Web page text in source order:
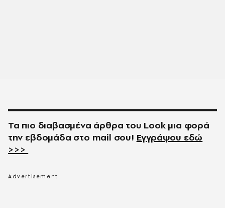
Τα πιο διαβασμένα άρθρα του Look μια φορά
την εβδομάδα στο mail σου! Εγγράψου εδώ
>>>